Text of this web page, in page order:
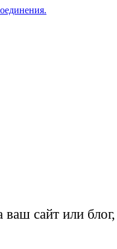
сайт или